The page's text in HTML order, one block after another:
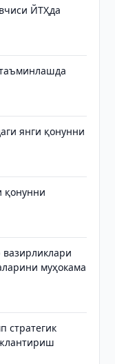
ЙТҲда
янги қонунни
қонунни
муҳокама
стратегик